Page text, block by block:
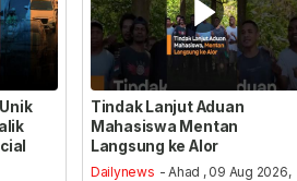
Tindak Lanjut Aduan
Mahasiswa Mentan
Langsung ke Alor
Dailynews - Ahad , 09 Aug 2026,